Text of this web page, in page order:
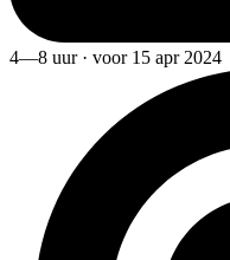
4—8 uur · voor 15 apr 2024